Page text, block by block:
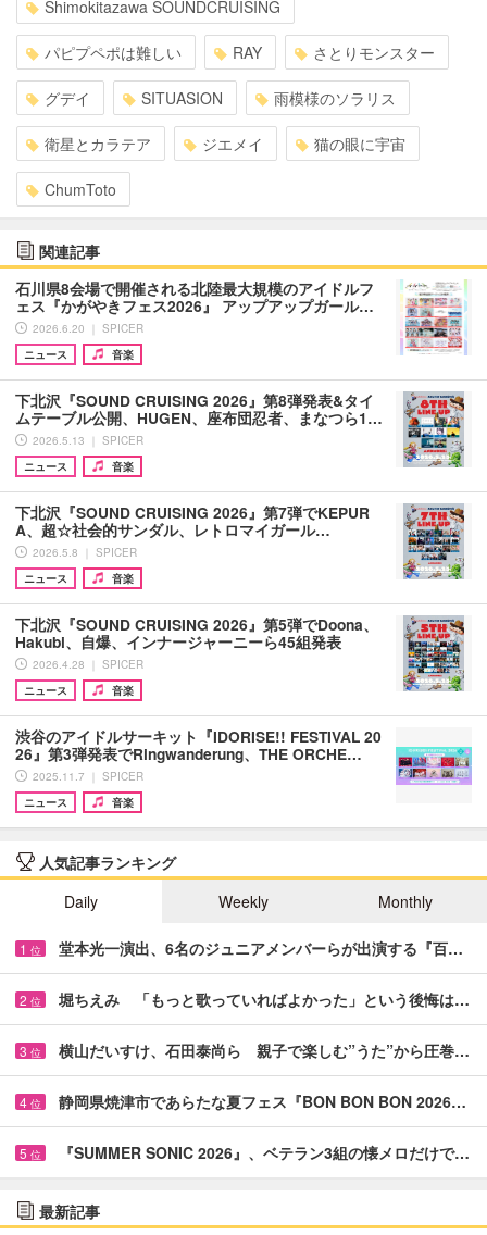
Shimokitazawa SOUNDCRUISING
パピプペポは難しい RAY さとりモンスター
グデイ SITUASION 雨模様のソラリス
衛星とカラテア ジエメイ 猫の眼に宇宙
ChumToto
関連記事
石川県8会場で開催される北陸最大規模のアイドルフ
ェス『かがやきフェス2026』 アップアップガール…
2026.6.20 ｜ SPICER
ニュース
音楽
下北沢『SOUND CRUISING 2026』第8弾発表&タイ
ムテーブル公開、HUGEN、座布団忍者、まなつら1…
2026.5.13 ｜ SPICER
ニュース
音楽
下北沢『SOUND CRUISING 2026』第7弾でKEPUR
A、超☆社会的サンダル、レトロマイガール…
2026.5.8 ｜ SPICER
ニュース
音楽
下北沢『SOUND CRUISING 2026』第5弾でDoona、
Hakubi、自爆、インナージャーニーら45組発表
2026.4.28 ｜ SPICER
ニュース
音楽
渋谷のアイドルサーキット『IDORISE!! FESTIVAL 20
26』第3弾発表でRingwanderung、THE ORCHE…
2025.11.7 ｜ SPICER
ニュース
音楽
人気記事ランキング
Daily
Weekly Monthly
1 位 堂本光一演出、6名のジュニアメンバーらが出演する『百…
2 位 堀ちえみ 「もっと歌っていればよかった」という後悔は…
3 位 横山だいすけ、石田泰尚ら 親子で楽しむ”うた”から圧巻…
4 位 静岡県焼津市であらたな夏フェス『BON BON BON 2026…
5 位 『SUMMER SONIC 2026』、ベテラン3組の懐メロだけで…
最新記事